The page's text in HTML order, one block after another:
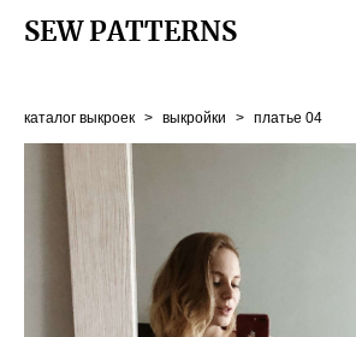
SEW PATTERNS
каталог выкроек > выкройки > платье 04